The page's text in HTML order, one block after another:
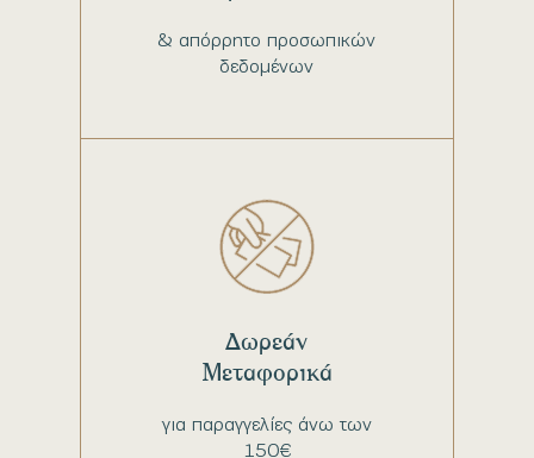
& απόρρητο προσωπικών
δεδομένων
για παραγγελίες άνω των
150€
Δωρεάν
Μεταφορικά